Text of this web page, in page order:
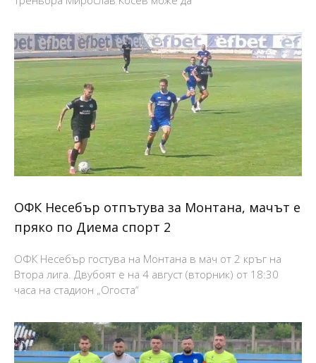
ОФК Несебър отпътува за Монтана, мачът е
пряко по Диема спорт 2
ОФК Несебър гостува на Монтана в мач от 2 кръг на
Втора лига. Двубоят е на 4 август (вторник) от 18:30
часа на стадион „Огоста“